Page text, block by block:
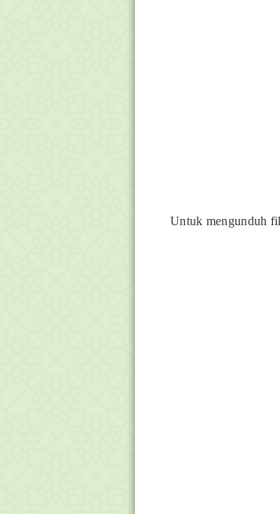
Untuk mengunduh